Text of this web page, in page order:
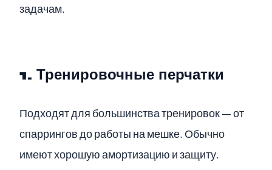
задачам.
1. Тренировочные перчатки
Подходят для большинства тренировок — от
спаррингов до работы на мешке. Обычно
имеют хорошую амортизацию и защиту.